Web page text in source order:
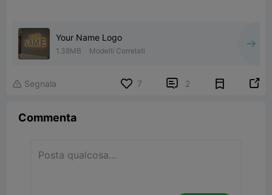
Your Name Logo
1.38MB Modelli Correlati
 Segnala 7  2 
Commenta